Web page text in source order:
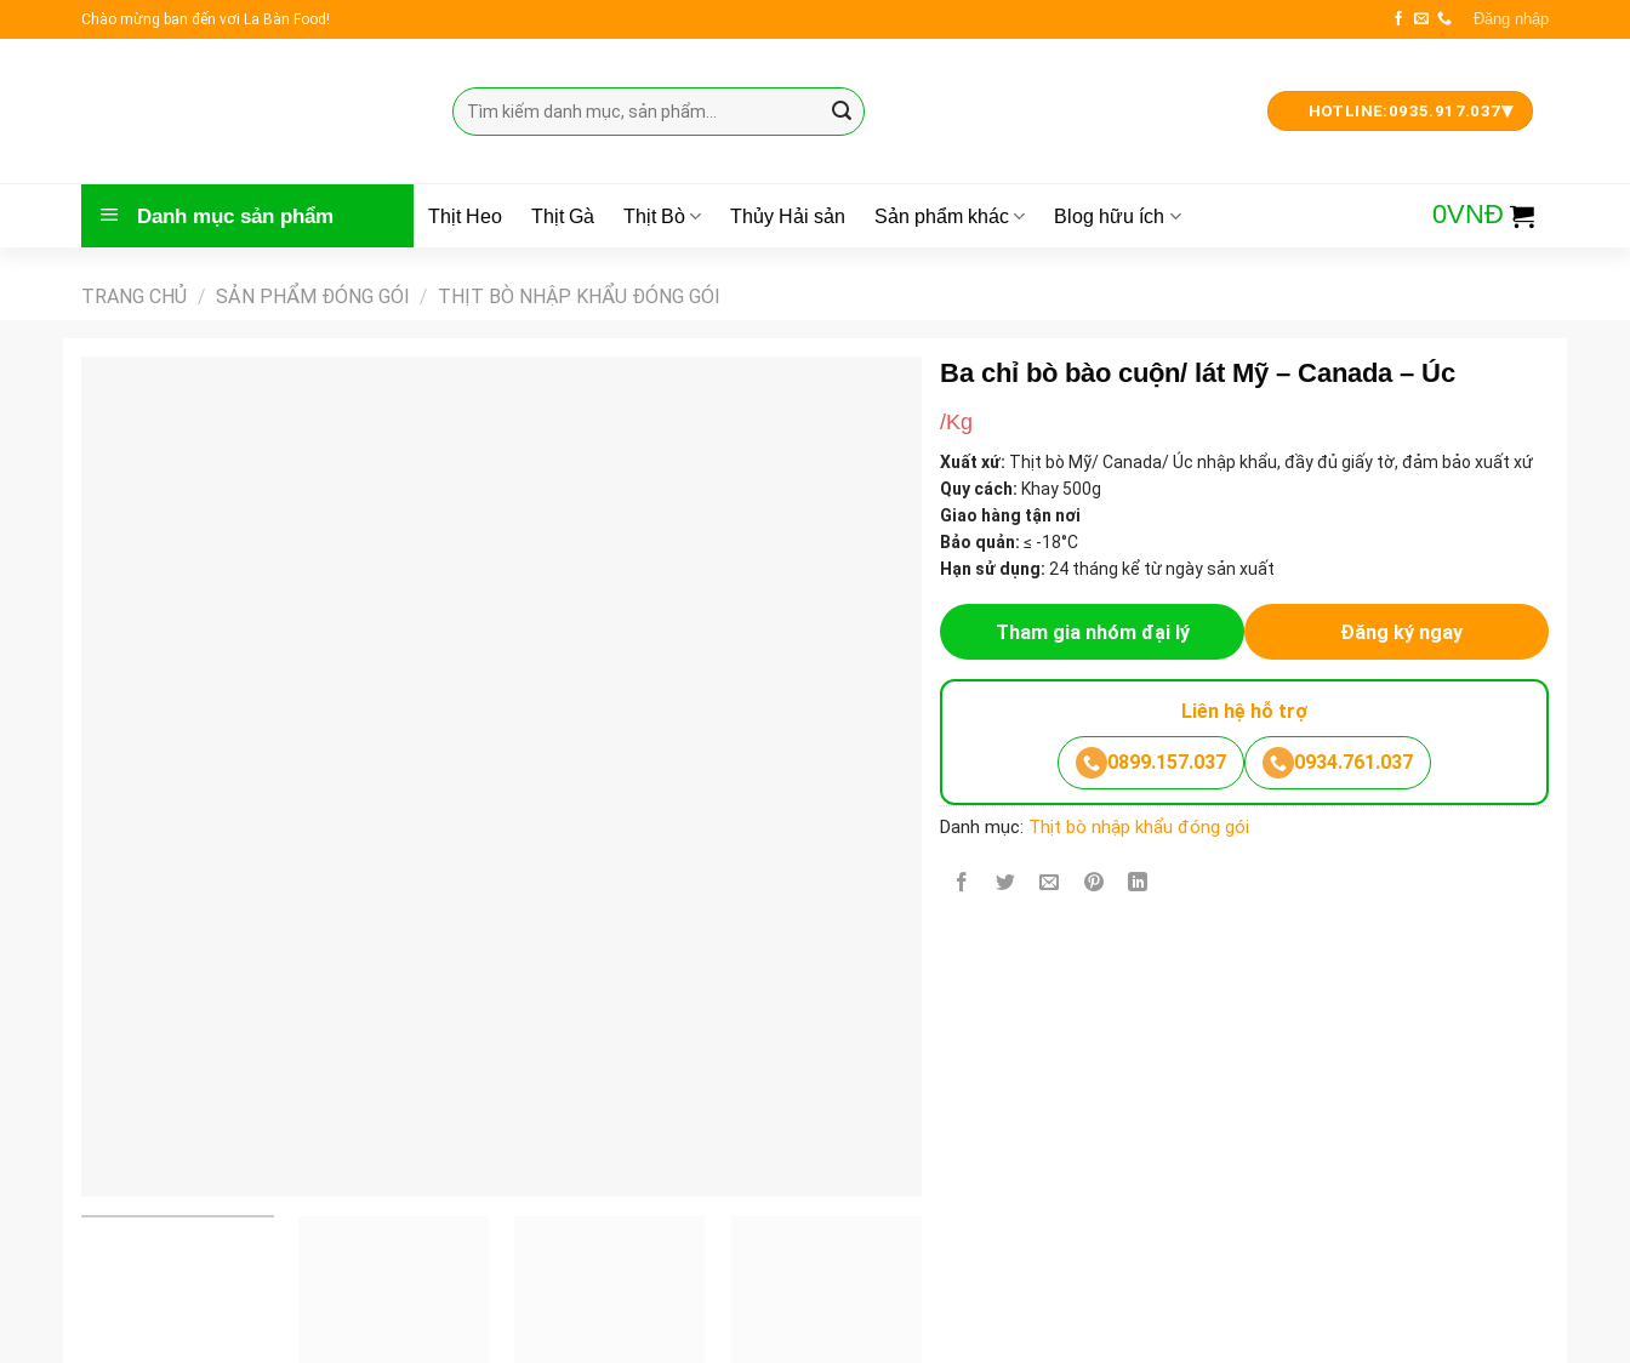
to
Chào mừng bạn đến vơi La Bàn Food! Đăng nhập
Tìm
kiếm:
HOTLINE: 0935.917.037▾
Danh mục sản phẩm Thịt Heo Thịt Gà Thịt Bò Thủy Hải sản Sản phẩm khác Blog hữu ích 0VNĐ
TRANG CHỦ / SẢN PHẨM ĐÓNG GÓI / THỊT BÒ NHẬP KHẨU ĐÓNG GÓI
Ba chỉ bò bào cuộn/ lát Mỹ – Canada – Úc
/Kg
Xuất xứ: Thịt bò Mỹ/ Canada/ Úc nhập khẩu, đầy đủ giấy tờ, đảm bảo xuất xứ
Quy cách: Khay 500g
Giao hàng tận nơi
Bảo quản: ≤ -18°C
Hạn sử dụng: 24 tháng kể từ ngày sản xuất
Tham gia nhóm đại lý Đăng ký ngay
Liên hệ hỗ trợ
0899.157.037 0934.761.037
Danh mục: Thịt bò nhập khẩu đóng gói